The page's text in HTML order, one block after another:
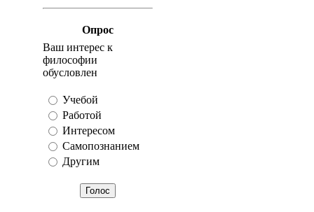
Опрос
Ваш интерес к
философии
обусловлен
Учебой
Работой
Интересом
Самопознанием
Другим